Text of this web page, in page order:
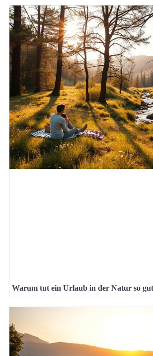
Warum tut ein Urlaub in der Natur so